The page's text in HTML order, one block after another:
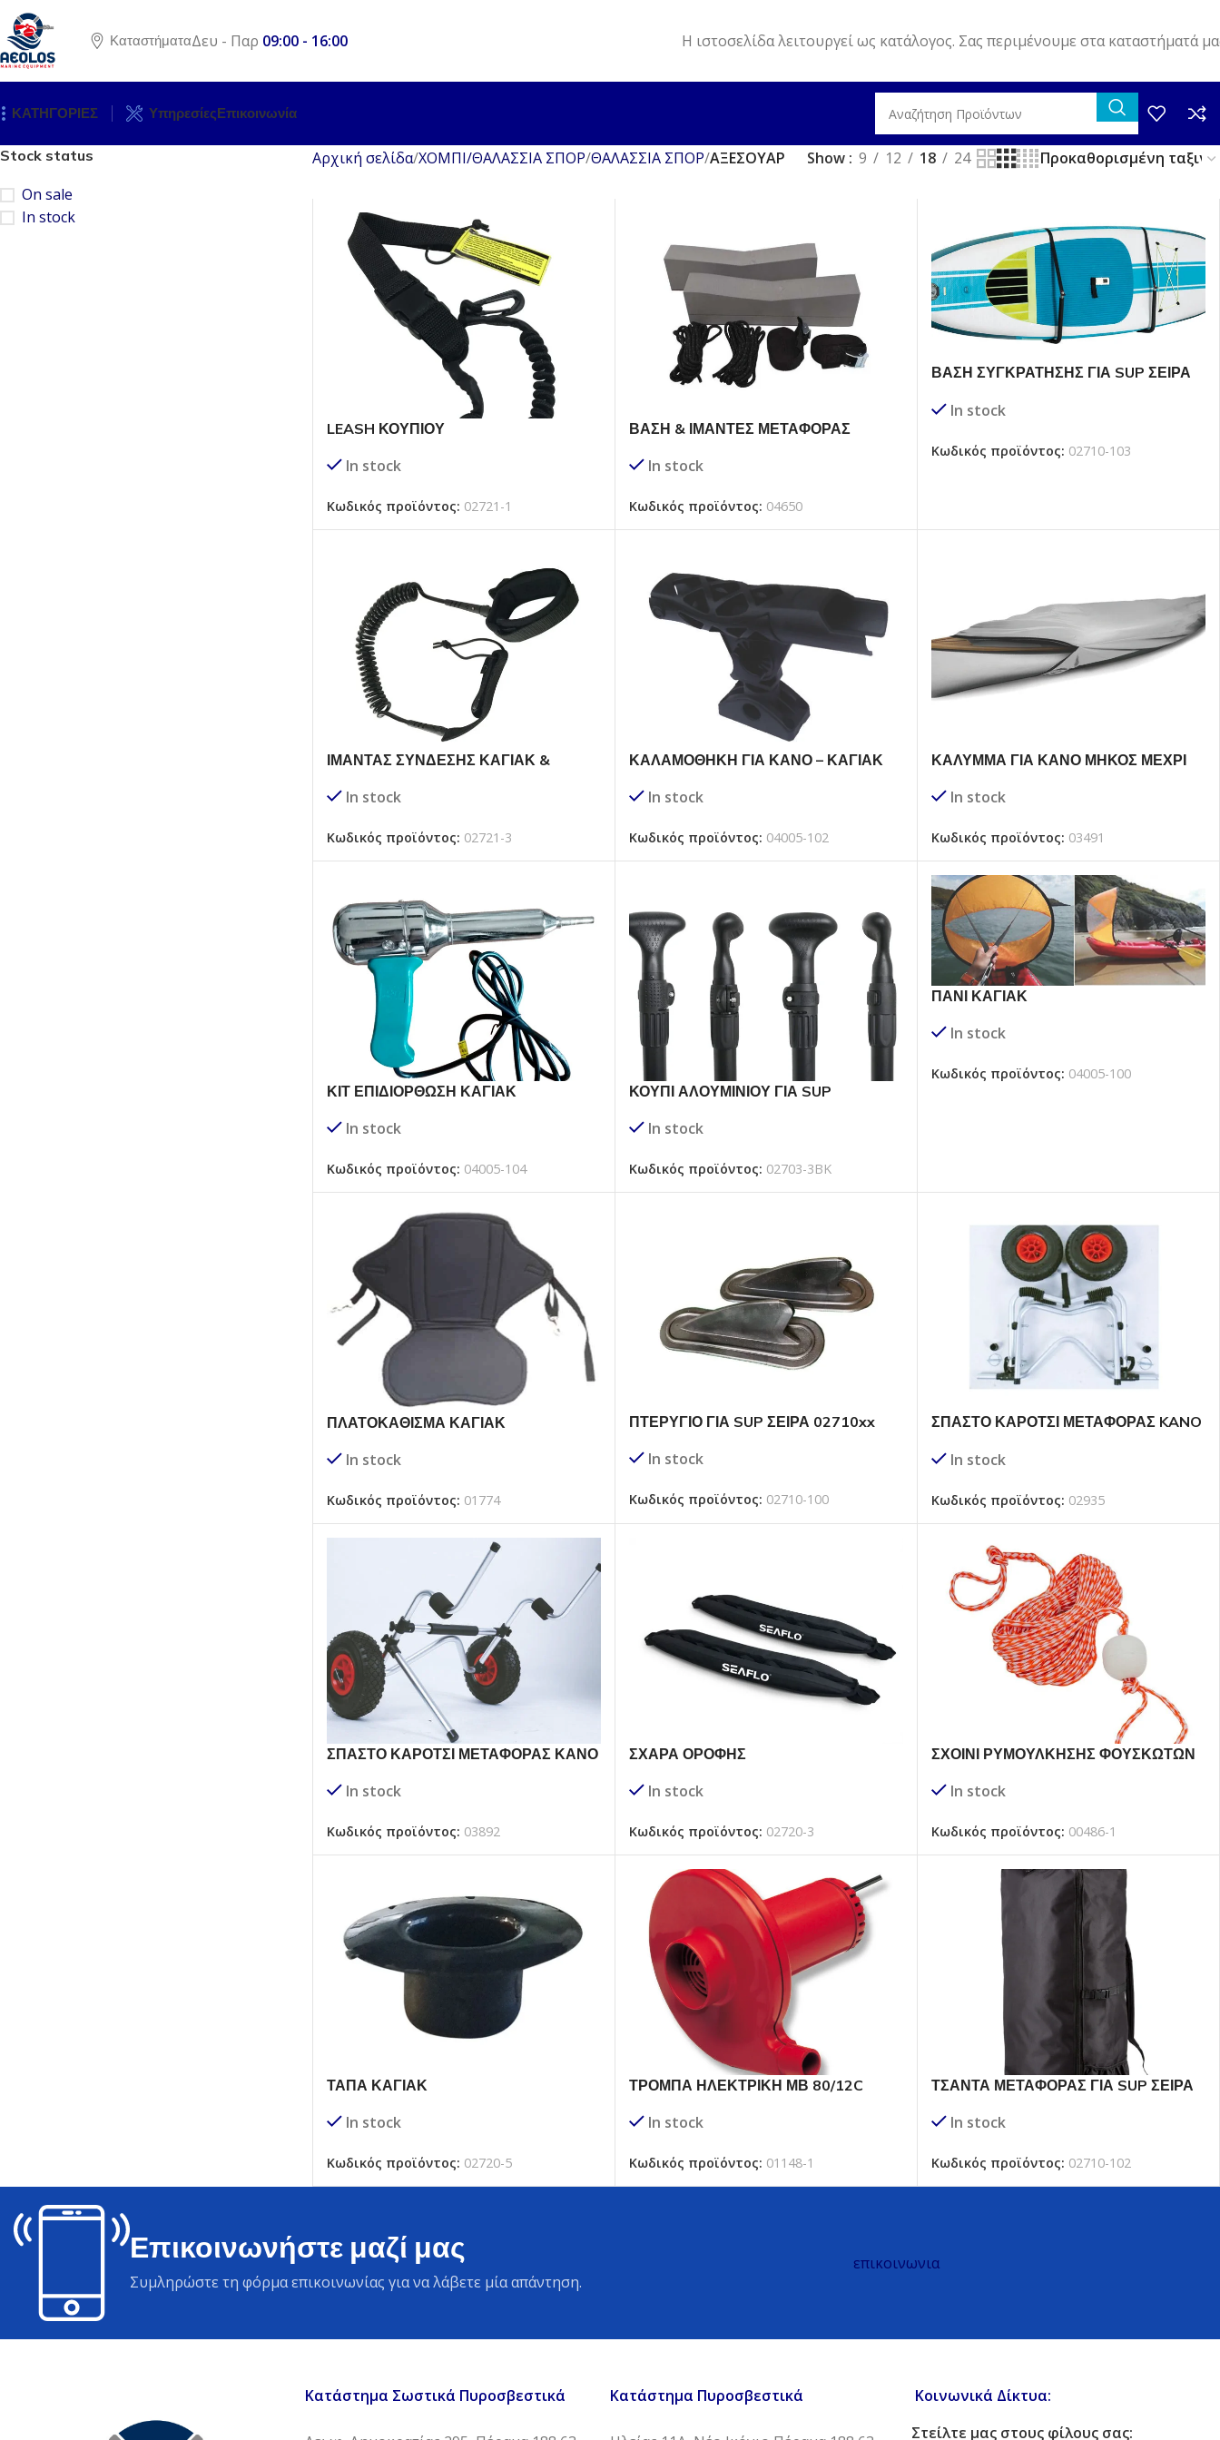
ΚαταστήματαΔευ - Παρ 09:00 - 16:00 Η ιστοσελίδα λειτουργεί ως κατάλογος. Σας περιμένουμε στα καταστήματά
ΚΑΤΗΓΟΡΙΕΣ ΥπηρεσίεςΕπικοινωνία
Stock status
On sale
In stock
Αρχική σελίδα ΧΟΜΠΙ/ΘΑΛΑΣΣΙΑ ΣΠΟΡ ΘΑΛΑΣΣΙΑ ΣΠΟΡ ΑΞΕΣΟΥΑΡ Show 9 12 18 24
LEASH ΚΟΥΠΙΟΥ
In stock
Κωδικός προϊόντος: 02721-1
ΒΑΣΗ & ΙΜΑΝΤΕΣ ΜΕΤΑΦΟΡΑΣ
ΑΥΤΟΚΙΝΗΤΟΥ
In stock
Κωδικός προϊόντος: 04650
ΒΑΣΗ ΣΥΓΚΡΑΤΗΣΗΣ ΓΙΑ SUP ΣΕΙΡΑ
In stock
Κωδικός προϊόντος: 02710-103
ΙΜΑΝΤΑΣ ΣΥΝΔΕΣΗΣ ΚΑΓΙΑΚ &
In stock
Κωδικός προϊόντος: 02721-3
ΚΑΛΑΜΟΘΗΚΗ ΓΙΑ ΚΑΝΟ – ΚΑΓΙΑΚ
In stock
Κωδικός προϊόντος: 04005-102
ΚΑΛΥΜΜΑ ΓΙΑ ΚΑΝΟ ΜΗΚΟΣ ΜΕΧΡΙ
In stock
Κωδικός προϊόντος: 03491
ΚΙΤ ΕΠΙΔΙΟΡΘΩΣΗ ΚΑΓΙΑΚ
In stock
Κωδικός προϊόντος: 04005-104
ΚΟΥΠΙ ΑΛΟΥΜΙΝΙΟΥ ΓΙΑ SUP
In stock
Κωδικός προϊόντος: 02703-3BK
ΠΑΝΙ ΚΑΓΙΑΚ
In stock
Κωδικός προϊόντος: 04005-100
ΠΛΑΤΟΚΑΘΙΣΜΑ ΚΑΓΙΑΚ
In stock
Κωδικός προϊόντος: 01774
ΠΤΕΡΥΓΙΟ ΓΙΑ SUP ΣΕΙΡΑ 02710xx
In stock
Κωδικός προϊόντος: 02710-100
ΣΠΑΣΤΟ ΚΑΡΟΤΣΙ ΜΕΤΑΦΟΡΑΣ KANO
In stock
Κωδικός προϊόντος: 02935
ΣΠΑΣΤΟ ΚΑΡΟΤΣΙ ΜΕΤΑΦΟΡΑΣ ΚΑΝΟ
In stock
Κωδικός προϊόντος: 03892
ΣΧΑΡΑ ΟΡΟΦΗΣ
In stock
Κωδικός προϊόντος: 02720-3
ΣΧΟΙΝΙ ΡΥΜΟΥΛΚΗΣΗΣ ΦΟΥΣΚΩΤΩΝ
In stock
Κωδικός προϊόντος: 00486-1
ΤΑΠΑ ΚΑΓΙΑΚ
In stock
Κωδικός προϊόντος: 02720-5
ΤΡΟΜΠΑ ΗΛΕΚΤΡΙΚΗ ΜΒ 80/12C
In stock
Κωδικός προϊόντος: 01148-1
ΤΣΑΝΤΑ ΜΕΤΑΦΟΡΑΣ ΓΙΑ SUP ΣΕΙΡΑ
In stock
Κωδικός προϊόντος: 02710-102
Επικοινωνήστε μαζί μας
Συμληρώστε τη φόρμα επικοινωνίας για να λάβετε μία απάντηση.
επικοινωνια
Κατάστημα Σωστικά Πυροσβεστικά Κατάστημα Πυροσβεστικά
Κοινωνικά Δίκτυα:
Στείλτε μας στους φίλους σας: